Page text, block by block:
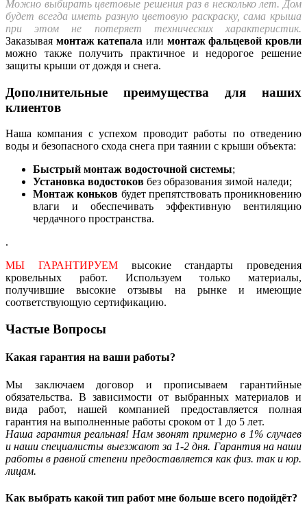
Можно выбирать цветовые решения раз в несколько лет. Дом
будет всегда иметь разную цветовую раскраску, сама крыша
при этом не потеряет технических характеристик.
Заказывая монтаж катепала или монтаж фальцевой кровли
можно также получить практичное и недорогое решение
защиты крыши от дождя и снега.
Дополнительные преимущества для наших
клиентов
Наша компания с успехом проводит работы по отведению
воды и безопасного схода снега при таянии с крыши объекта:
Быстрый монтаж водосточной системы;
Установка водостоков без образования зимой наледи;
Монтаж коньков будет препятствовать проникновению
влаги и обеспечивать эффективную вентиляцию
чердачного пространства.
.
МЫ ГАРАНТИРУЕМвысокие стандарты проведения
кровельных работ. Используем только материалы,
получившие высокие отзывы на рынке и имеющие
соответствующую сертификацию.
Частые Вопросы
Какая гарантия на ваши работы?
Мы заключаем договор и прописываем гарантийные
обязательства. В зависимости от выбранных материалов и
вида работ, нашей компанией предоставляется полная
гарантия на выполненные работы сроком от 1 до 5 лет.
Наша гарантия реальная! Нам звонят примерно в 1% случаев
и наши специалисты выезжают за 1-2 дня. Гарантия на наши
работыв равной степени предоставляется как физ. так и юр.
лицам.
Как выбрать какой тип работ мне больше всего подойдёт?